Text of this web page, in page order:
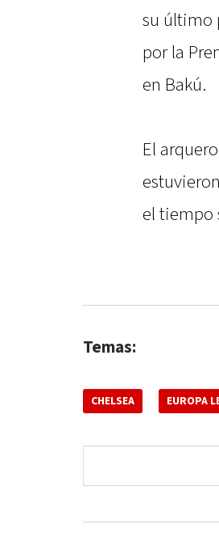
su último
por la
en Bakú.
El
el tiempo
Temas:
CHELSEA EUROPA